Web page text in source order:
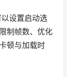
设置启动选
制帧数、优化
顿与加载时